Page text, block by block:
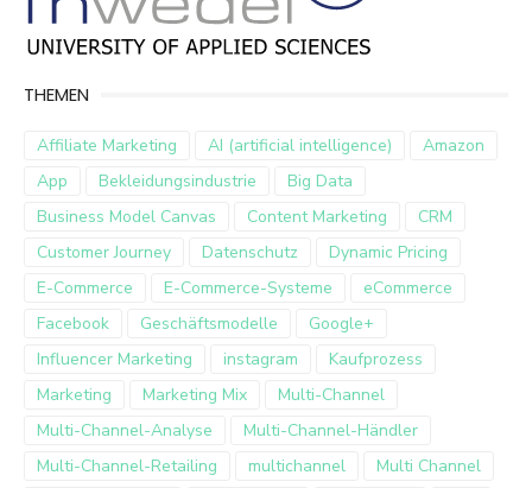
THEMEN
Affiliate Marketing AI (artificial intelligence)
Amazon
App
Bekleidungsindustrie
Big Data
Business Model Canvas
Content Marketing
CRM
Customer Journey
Datenschutz
Dynamic Pricing
E-Commerce
E-Commerce-Systeme
eCommerce
Facebook
Geschäftsmodelle
Google+
Influencer Marketing
instagram
Kaufprozess
Marketing
Marketing Mix
Multi-Channel
Multi-Channel-Analyse
Multi-Channel-Händler
Multi-Channel-Retailing
multichannel
Multi Channel